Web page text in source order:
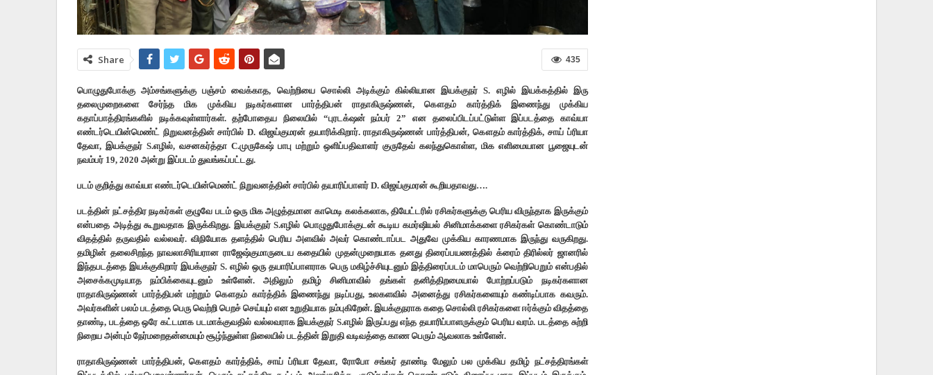
435
Share
பொழுதுபோக்கு அம்சங்களுக்கு பஞ்சம் வைக்காத, வெற்றியை சொல்லி அடிக்கும் கில்லியான இயக்குநர் S. எழில் இயக்கத்தில் இரு
தலைமுறைகளை சேர்ந்த மிக முக்கிய நடிகர்களான பார்த்திபன் ராதாகிருஷ்ணன், கௌதம் கார்த்திக் இணைந்து முக்கிய
கதாப்பாத்திரங்களில் நடிக்கவுள்ளார்கள். தற்போதைய நிலையில் “புரடக்‌ஷன் நம்பர் 2” என தலைப்பிடப்பட்டுள்ள இப்படத்தை காவ்யா
எண்டர்டெயின்மெண்ட் நிறுவனத்தின் சார்பில் D. விஜய்குமரன் தயாரிக்கிறார். ராதாகிருஷ்ணன் பார்த்திபன், கௌதம் கார்த்திக், சாய் ப்ரியா
தேவா, இயக்குநர் S.எழில், வசனகர்த்தா C.முருகேஷ் பாபு மற்றும் ஒளிப்பதிவாளர் குருதேவ் கலந்துகொள்ள, மிக எளிமையான பூஜையுடன்
நவம்பர் 19, 2020 அன்று இப்படம் துவங்கப்பட்டது.
படம் குறித்து காவ்யா எண்டர்டெயின்மெண்ட் நிறுவனத்தின் சார்பில் தயாரிப்பாளர் D. விஜய்குமரன் கூறியதாவது….
படத்தின் நட்சத்திர நடிகர்கள் குழுவே படம் ஒரு மிக அழுத்தமான காமெடி கலக்கலாக, தியேட்டரில் ரசிகர்களுக்கு பெரிய விருந்தாக இருக்கும்
என்பதை அடித்து கூறுவதாக இருக்கிறது. இயக்குநர் S.எழில் பொழுதுபோக்குடன் கூடிய கமர்ஷியல் சினிமாக்களை ரசிகர்கள் கொண்டாடும்
விதத்தில் தருவதில் வல்லவர். விநியோக தளத்தில் பெரிய அளவில் அவர் கொண்டாப்பட அதுவே முக்கிய காரணமாக இருந்து வருகிறது.
தமிழின் தலைசிறந்த நாவலாசிரியரான ராஜேஷ்குமாருடைய கதையில் முதன்முறையாக தனது திரைப்பயணத்தில் க்ரைம் திரில்லர் ஜானரில்
இந்தபடத்தை இயக்குகிறார் இயக்குநர் S. எழில் ஒரு தயாரிப்பாளராக பெரு மகிழ்ச்சியுடனும் இத்திரைப்படம் மாபெரும் வெற்றிபெறும் என்பதில்
அசைக்கமுடியாத நம்பிக்கையுடனும் உள்ளேன். அதிலும் தமிழ் சினிமாவில் தங்கள் தனித்திறமையால் போற்றப்படும் நடிகர்களான
ராதாகிருஷ்ணன் பார்த்திபன் மற்றும் கௌதம் கார்த்திக் இணைந்து நடிப்பது, உலகளவில் அனைத்து ரசிகர்களையும் கண்டிப்பாக கவரும்.
அவர்களின் பலம் படத்தை பெரு வெற்றி பெறச் செய்யும் என உறுதியாக நம்புகிறேன். இயக்குநராக கதை சொல்லி ரசிகர்களை ஈர்க்கும் விதத்தை
தாண்டி, படத்தை ஒரே கட்டமாக படமாக்குவதில் வல்லவராக இயக்குநர் S.எழில் இருப்பது எந்த தயாரிப்பாளருக்கும் பெரிய வரம். படத்தை சுற்றி
நிறைய அன்பும் நேர்மறைதன்மையும் சூழ்ந்துள்ள நிலையில் படத்தின் இறுதி வடிவத்தை காண பெரும் ஆவலாக உள்ளேன்.
ராதாகிருஷ்ணன் பார்த்திபன், கௌதம் கார்த்திக், சாய் ப்ரியா தேவா, ரோபோ சங்கர் தாண்டி மேலும் பல முக்கிய தமிழ் நட்சத்திரங்கள்